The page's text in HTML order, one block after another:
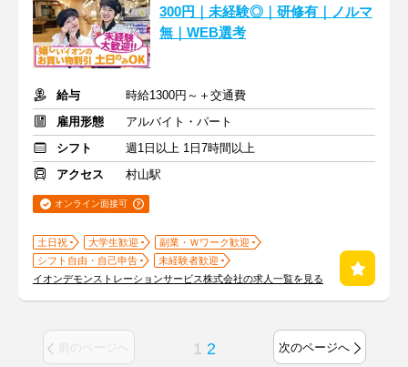
300円｜未経験◎｜研修有｜ノルマ
無｜WEB選考
給与
時給1300円～＋交通費
雇用形態
アルバイト・パート
シフト
週1日以上 1日7時間以上
アクセス
村山駅
オンライン面接可
土日祝 大学生歓迎
副業・Ｗワーク歓迎
シフト自由・自己申告
未経験者歓迎
イオンデモンストレーションサービス株式会社の求人一覧を見る
前のページへ 1 2 次のページへ